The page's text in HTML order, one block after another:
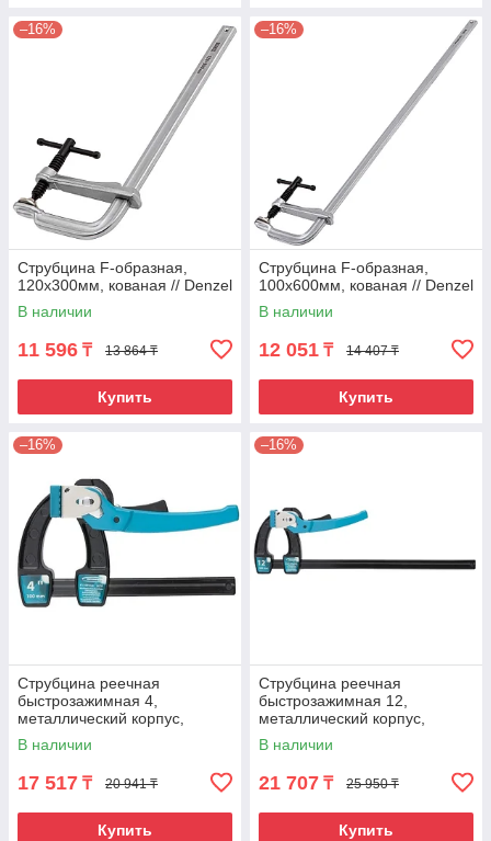
–16%
Струбцина F-образная,
120x300мм, кованая // Denzel
В наличии
11 596 ₸ 13 864 ₸
Купить
–16%
Струбцина F-образная,
100x600мм, кованая // Denzel
В наличии
12 051 ₸ 14 407 ₸
Купить
–16%
Струбцина реечная
быстрозажимная 4,
металлический корпус,
рычажный храповой
механизм, 100 мм Gross
В наличии
17 517 ₸ 20 941 ₸
Купить
–16%
Струбцина реечная
быстрозажимная 12,
металлический корпус,
рычажный храповой
механизм, 300 мм Gross
В наличии
21 707 ₸ 25 950 ₸
Купить